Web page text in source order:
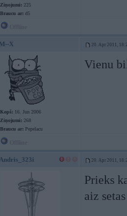
Ziņojumi: 225
Braucu ar: d5
M--X 20. Apr 2011,
Kopš: 16. Jun 2006
Ziņojumi: 268
Braucu ar: Pepelacu
Vienu
Andris_323i 20. Apr 2011,
Prieks
aiz